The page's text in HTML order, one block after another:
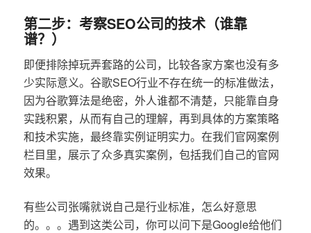
第二步：考察SEO公司的技术（谁靠
谱？）
即便排除掉玩弄套路的公司，比较各家方案也没有多
少实际意义。谷歌SEO行业不存在统一的标准做法，
因为谷歌算法是绝密，外人谁都不清楚，只能靠自身
实践积累，从而有自己的理解，再到具体的方案策略
和技术实施，最终靠实例证明实力。在我们官网案例
栏目里，展示了众多真实案例，包括我们自己的官网
效果。
有些公司张嘴就说自己是行业标准，怎么好意思
的。。。遇到这类公司，你可以问下是Google给他们